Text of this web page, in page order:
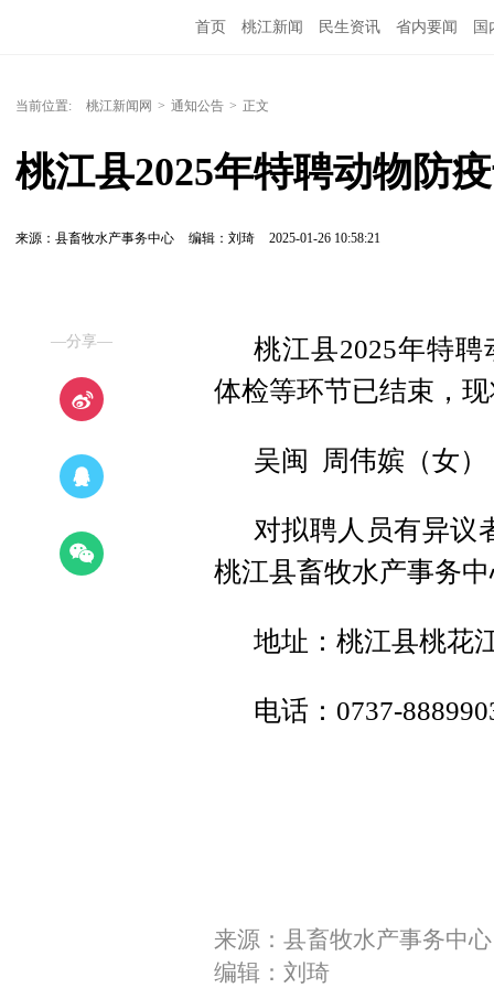
首页 桃江新闻 民生资讯 省内要闻 国
当前位置: 桃江新闻网 > 通知公告 > 正文
桃江县2025年特聘动物防
来源：县畜牧水产事务中心 编辑：刘琦 2025-01-26 10:58:21
—分享—
桃江县2025年特
体检等环节已结束，
吴闽 周伟嫔（女）
对拟聘人员有异议
桃江县畜牧水产事务
地址：桃江县桃花
电话：0737-
来源：县畜牧水产事务中心
编辑：刘琦